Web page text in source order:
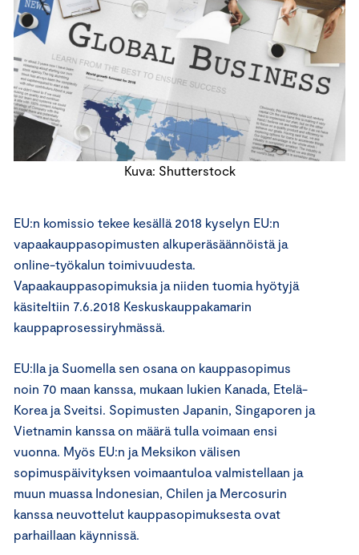
Kuva: Shutterstock
EU:n komissio tekee kesällä 2018 kyselyn EU:n
vapaakauppasopimusten alkuperäsäännöistä ja
online-työkalun toimivuudesta.
Vapaakauppasopimuksia ja niiden tuomia hyötyjä
käsiteltiin 7.6.2018 Keskuskauppakamarin
kauppaprosessiryhmässä.
EU:lla ja Suomella sen osana on kauppasopimus
noin 70 maan kanssa, mukaan lukien Kanada, Etelä-
Korea ja Sveitsi. Sopimusten Japanin, Singaporen ja
Vietnamin kanssa on määrä tulla voimaan ensi
vuonna. Myös EU:n ja Meksikon välisen
sopimuspäivityksen voimaantuloa valmistellaan ja
muun muassa Indonesian, Chilen ja Mercosurin
kanssa neuvottelut kauppasopimuksesta ovat
parhaillaan käynnissä.